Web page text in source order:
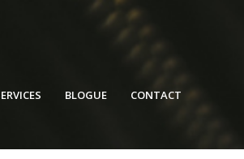
BLOGUE CONTACT